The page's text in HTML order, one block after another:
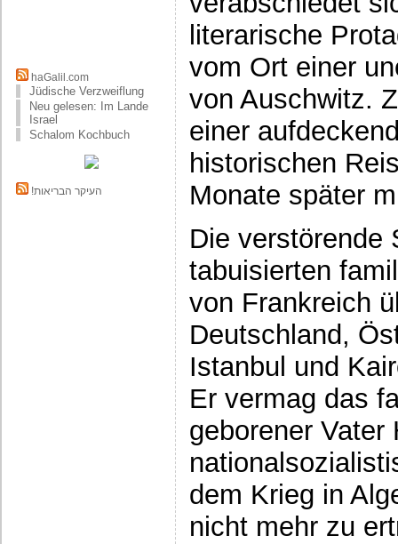
haGalil.com
Jüdische Verzweiflung
Neu gelesen: Im Lande
Israel
Schalom Kochbuch
!העיקר הבריאות
literarische
vom Ort einer
von Auschwitz.
einer
historischen
Monate später
Die verstörende
tabuisierten
von Frankreich
Deutschland,
Istanbul und
Er vermag das
geborener Vater
dem Krieg in
nicht mehr zu